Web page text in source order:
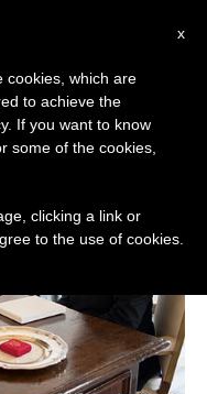
x
cookies, which are
to achieve the
If you want to know
some of the cookies,
clicking a link or
to the use of cookies.